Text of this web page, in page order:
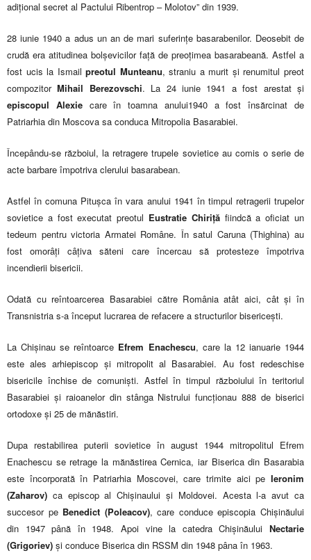
adițional secret al Pactului Ribentrop – Molotov” din 1939.
28 iunie 1940 a adus un an de mari suferințe basarabenilor. Deosebit de
crudă era atitudinea bolșevicilor față de preoțimea basarabeană. Astfel a
fost ucis la Ismailpreotul Munteanu, straniu a murit și renumitul preot
compozitorMihail Berezovschi. La 24 iunie 1941 a fost arestat și
episcopul Alexiecare în toamna anului1940 a fost însărcinat de
Patriarhia din Moscova sa conduca Mitropolia Basarabiei.
Începându-se războiul, la retragere trupele sovietice au comis o serie de
acte barbare împotriva clerului basarabean.
Astfel în comuna Pitușca în vara anului 1941 în timpul retragerii trupelor
sovietice a fost executat preotul Eustratie Chirițăfiindcă a oficiat un
tedeum pentru victoria Armatei Române. În satul Caruna (Thighina) au
fost omorâți câțiva săteni care încercau să protesteze împotriva
incendierii bisericii.
Odată cu reîntoarcerea Basarabiei către România atât aici, cât și în
Transnistria s-a început lucrarea de refacere a structurilor bisericești.
La Chișinau se reîntoarce Efrem Enachescu, care la 12 ianuarie 1944
este ales arhiepiscop și mitropolit al Basarabiei. Au fost redeschise
bisericile închise de comuniști. Astfel în timpul războiului în teritoriul
Basarabiei și raioanelor din stânga Nistrului funcționau 888 de biserici
ortodoxe și 25 de mănăstiri.
Dupa restabilirea puterii sovietice în august 1944 mitropolitul Efrem
Enachescu se retrage la mănăstirea Cernica, iar Biserica din Basarabia
este încorporată în Patriarhia Moscovei, care trimite aici pe Ieronim
(Zaharov) ca episcop al Chișinaului și Moldovei. Acesta l-a avut ca
succesor pe Benedict (Poleacov), care conduce episcopia Chișinăului
din 1947 până în 1948. Apoi vine la catedra Chișinăului Nectarie
(Grigoriev) și conduce Biserica din RSSM din 1948 pâna în 1963.